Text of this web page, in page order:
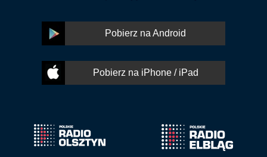
Pobierz na Android
Pobierz na iPhone / iPad